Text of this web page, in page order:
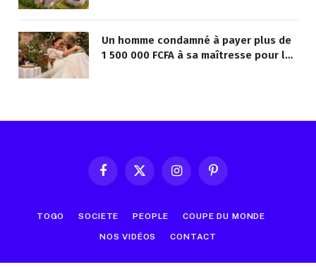
Un homme condamné à payer plus de
1 500 000 FCFA à sa maîtresse pour lui
FacebookX
InstagramPinterest
TOGO SOCIETE PEOPLE COUPE DU MONDE
NOS VIDÉOS CONTACT